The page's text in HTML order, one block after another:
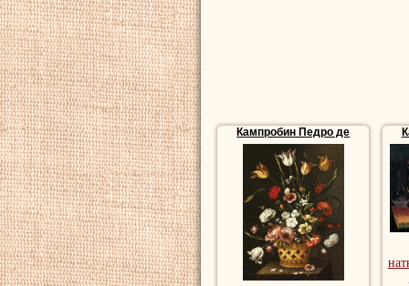
Кампробин Педро де